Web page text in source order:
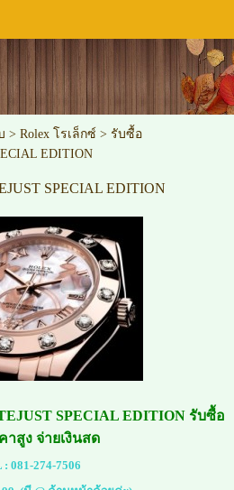
> Rolex โรเล็กซ์ > รับซื้อ
EDITION
SPECIAL EDITION
SPECIAL EDITION รับซื้อ
าสูง จ่ายเงินสด
: 081-274-7506